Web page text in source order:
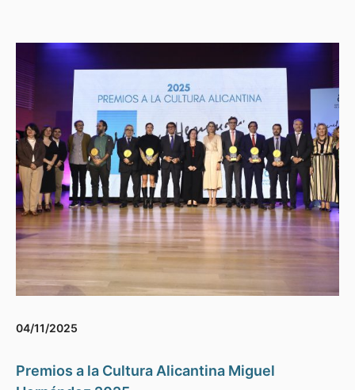
04/11/2025
Premios a la Cultura Alicantina Miguel